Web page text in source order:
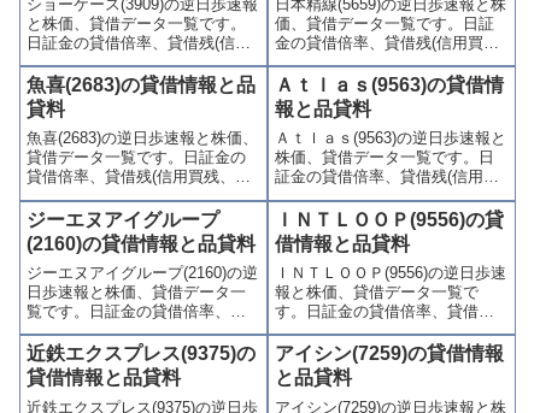
やすくまとめて掲載していま
す。
やすくまとめて掲載していま
す。
ショーケース(3909)の逆日歩速報
と株価、貸借データ一覧です。
日証金の貸借倍率、貸借残(信用
買残、信用売残)、品貸料(逆日
歩)、東証の週末残高、規制(注意
喚起・申込停止)など、空売り関
連情報を集計し、図解でわかり
やすくまとめて掲載していま
す。
日本精線(5659)の逆日歩速報と株
価、貸借データ一覧です。日証
金の貸借倍率、貸借残(信用買
残、信用売残)、品貸料(逆日
歩)、東証の週末残高、規制(注意
喚起・申込停止)など、空売り関
連情報を集計し、図解でわかり
やすくまとめて掲載していま
す。
魚喜(2683)の貸借情報と品
貸料
魚喜(2683)の逆日歩速報と株価、
貸借データ一覧です。日証金の
貸借倍率、貸借残(信用買残、信
用売残)、品貸料(逆日歩)、東証
の週末残高、規制(注意喚起・申
込停止)など、空売り関連情報を
集計し、図解でわかりやすくま
とめて掲載しています。
Ａｔｌａｓ(9563)の貸借情
報と品貸料
Ａｔｌａｓ(9563)の逆日歩速報と
株価、貸借データ一覧です。日
証金の貸借倍率、貸借残(信用買
残、信用売残)、品貸料(逆日
歩)、東証の週末残高、規制(注意
喚起・申込停止)など、空売り関
連情報を集計し、図解でわかり
やすくまとめて掲載していま
す。
ジーエヌアイグループ
(2160)の貸借情報と品貸料
ジーエヌアイグループ(2160)の逆
日歩速報と株価、貸借データ一
覧です。日証金の貸借倍率、貸
借残(信用買残、信用売残)、品貸
料(逆日歩)、東証の週末残高、規
制(注意喚起・申込停止)など、空
売り関連情報を集計し、図解で
わかりやすくまとめて掲載して
ＩＮＴＬＯＯＰ(9556)の貸
借情報と品貸料
ＩＮＴＬＯＯＰ(9556)の逆日歩速
報と株価、貸借データ一覧で
す。日証金の貸借倍率、貸借残
(信用買残、信用売残)、品貸料
(逆日歩)、東証の週末残高、規制
(注意喚起・申込停止)など、空売
り関連情報を集計し、図解でわ
かりやすくまとめて掲載してい
近鉄エクスプレス(9375)の
貸借情報と品貸料
近鉄エクスプレス(9375)の逆日歩
アイシン(7259)の貸借情報
と品貸料
アイシン(7259)の逆日歩速報と株